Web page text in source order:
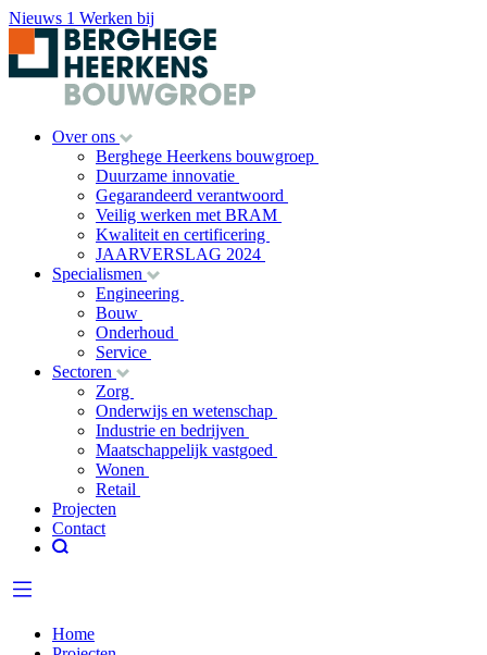
Nieuws 1 Werken bij
Over ons
Berghege Heerkens bouwgroep
Duurzame innovatie
Gegarandeerd verantwoord
Veilig werken met BRAM
Kwaliteit en certificering
JAARVERSLAG 2024
Specialismen
Engineering
Bouw
Onderhoud
Service
Sectoren
Zorg
Onderwijs en wetenschap
Industrie en bedrijven
Maatschappelijk vastgoed
Wonen
Retail
Projecten
Contact
Home